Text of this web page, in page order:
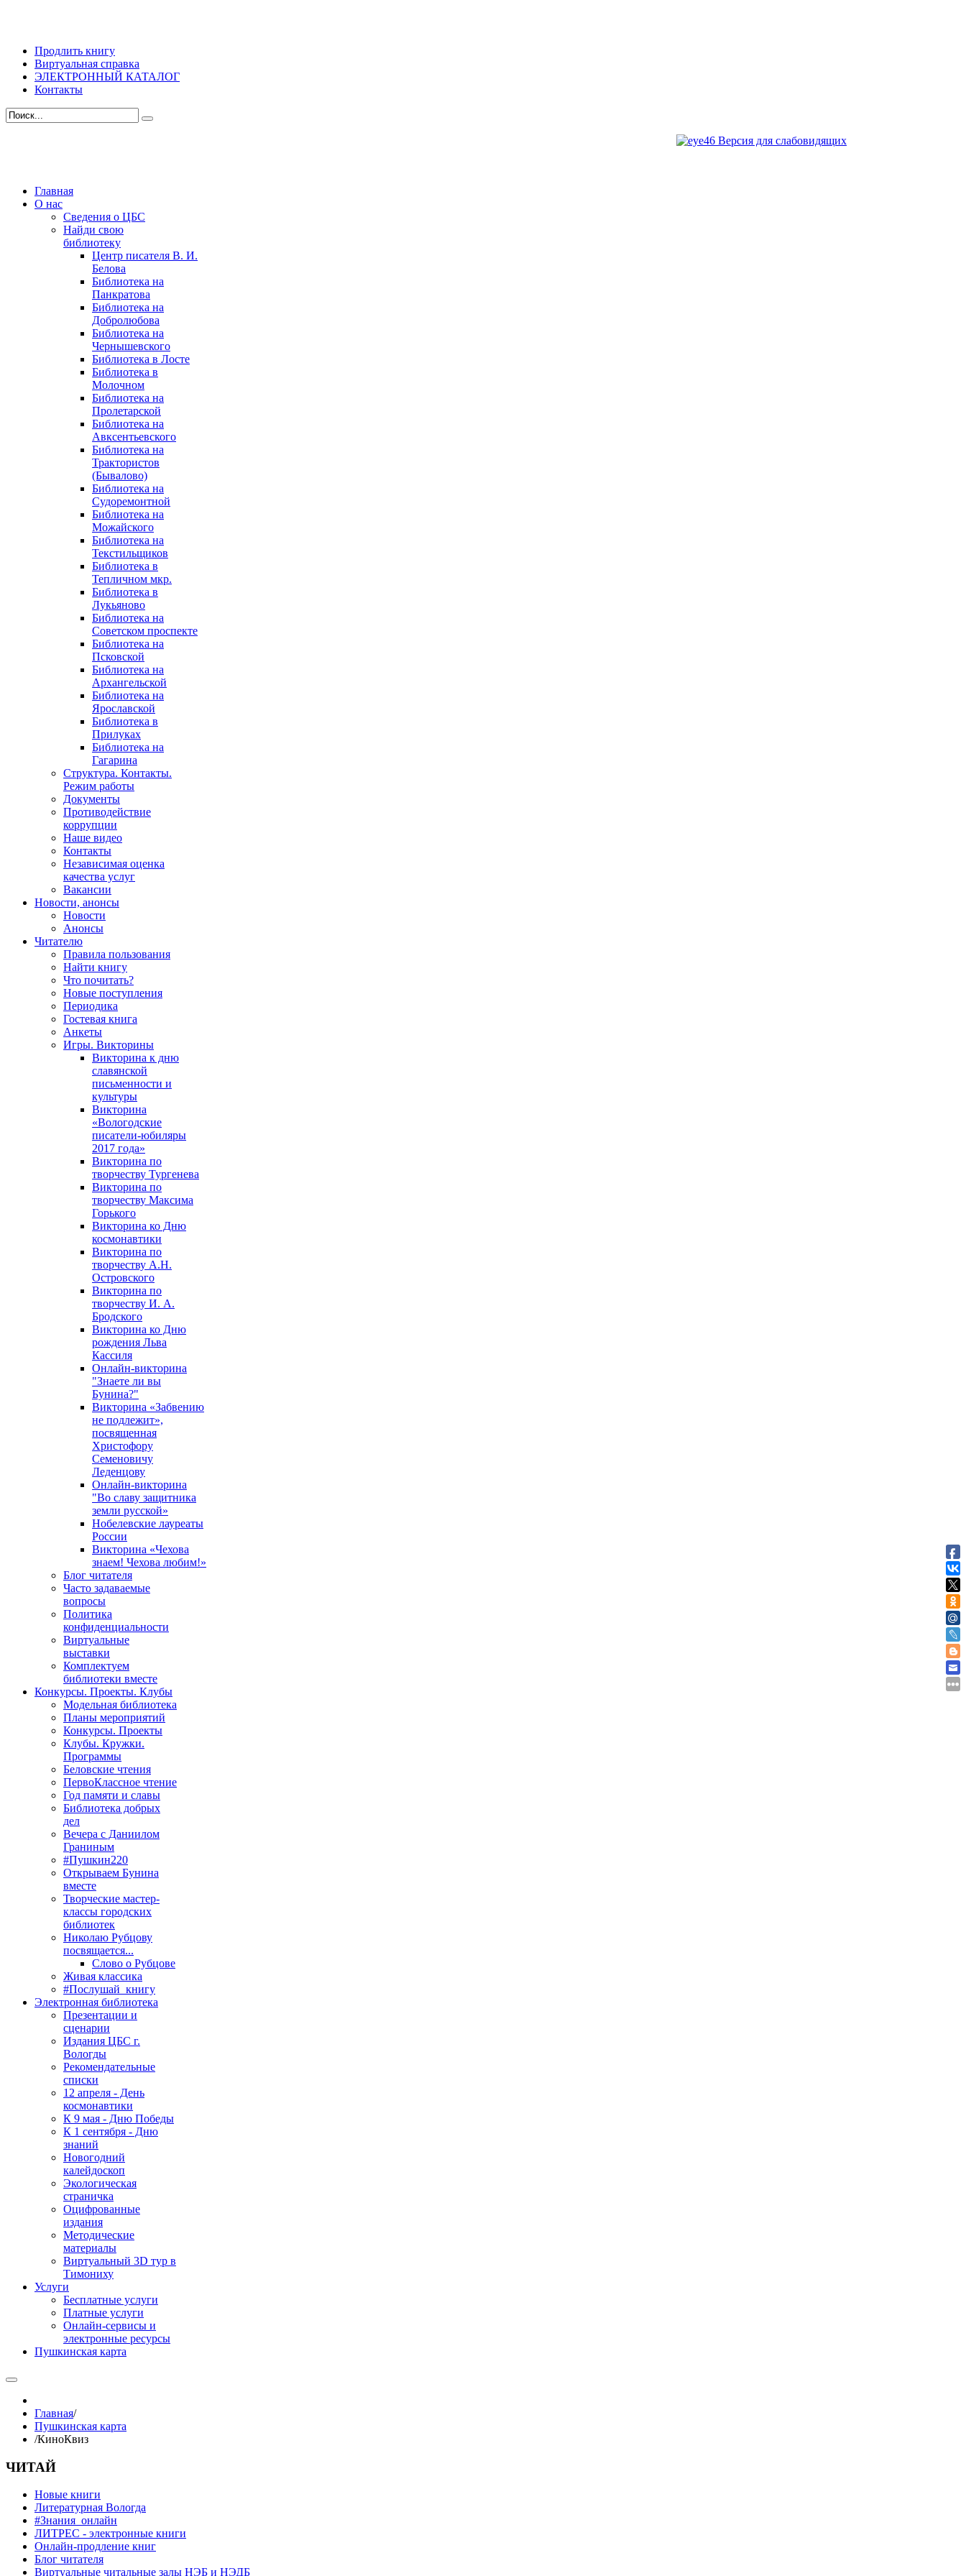
Продлить книгу
Виртуальная справка
ЭЛЕКТРОННЫЙ КАТАЛОГ
Контакты
Версия для слабовидящих
Главная
О нас
Сведения о ЦБС
Найди свою
библиотеку
Центр писателя В. И.
Белова
Библиотека на
Панкратова
Библиотека на
Добролюбова
Библиотека на
Чернышевского
Библиотека в Лосте
Библиотека в
Молочном
Библиотека на
Пролетарской
Библиотека на
Авксентьевского
Библиотека на
Трактористов
(Бывалово)
Библиотека на
Судоремонтной
Библиотека на
Можайского
Библиотека на
Текстильщиков
Библиотека в
Тепличном мкр.
Библиотека в
Лукьяново
Библиотека на
Советском проспекте
Библиотека на
Псковской
Библиотека на
Архангельской
Библиотека на
Ярославской
Библиотека в
Прилуках
Библиотека на
Гагарина
Структура. Контакты.
Режим работы
Документы
Противодействие
коррупции
Наше видео
Контакты
Независимая оценка
качества услуг
Вакансии
Новости, анонсы
Новости
Анонсы
Читателю
Правила пользования
Найти книгу
Что почитать?
Новые поступления
Периодика
Гостевая книга
Анкеты
Игры. Викторины
Викторина к дню
славянской
письменности и
культуры
Викторина
«Вологодские
писатели-юбиляры
2017 года»
Викторина по
творчеству Тургенева
Викторина по
творчеству Максима
Горького
Викторина ко Дню
космонавтики
Викторина по
творчеству А.Н.
Островского
Викторина по
творчеству И. А.
Бродского
Викторина ко Дню
рождения Льва
Кассиля
Онлайн-викторина
"Знаете ли вы
Бунина?"
Викторина «Забвению
не подлежит»,
посвященная
Христофору
Семеновичу
Леденцову
Онлайн-викторина
"Во славу защитника
земли русской»
Нобелевские лауреаты
России
Викторина «Чехова
знаем! Чехова любим!»
Блог читателя
Часто задаваемые
вопросы
Политика
конфиденциальности
Виртуальные
выставки
Комплектуем
библиотеки вместе
Конкурсы. Проекты. Клубы
Модельная библиотека
Планы мероприятий
Конкурсы. Проекты
Клубы. Кружки.
Программы
Беловские чтения
ПервоКлассное чтение
Год памяти и славы
Библиотека добрых
дел
Вечера с Даниилом
Граниным
#Пушкин220
Открываем Бунина
вместе
Творческие мастер-
классы городских
библиотек
Николаю Рубцову
посвящается...
Слово о Рубцове
Живая классика
#Послушай_книгу
Электронная библиотека
Презентации и
сценарии
Издания ЦБС г.
Вологды
Рекомендательные
списки
12 апреля - День
космонавтики
К 9 мая - Дню Победы
К 1 сентября - Дню
знаний
Новогодний
калейдоскоп
Экологическая
страничка
Оцифрованные
издания
Методические
материалы
Виртуальный 3D тур в
Тимониху
Услуги
Бесплатные услуги
Платные услуги
Онлайн-сервисы и
электронные ресурсы
Пушкинская карта
Главная/
Пушкинская карта
/КиноКвиз
ЧИТАЙ
Новые книги
Литературная Вологда
#Знания_онлайн
ЛИТРЕС - электронные книги
Онлайн-продление книг
Блог читателя
Виртуальные читальные залы НЭБ и НЭДБ